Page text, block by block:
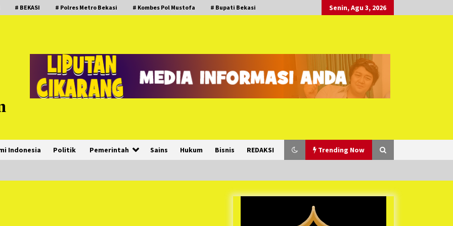
# BEKASI # Polres Metro Bekasi # Kombes Pol Mustofa # Bupati Bekasi Senin, Agu 3, 2026
Indonesia Politik Pemerintah Sains Hukum Bisnis REDAKSI Trending Now
Duh Kacau Banget, Karena Kecewa
Tak Dapat Fasilitas yang Sesuai,
Para Peserta Retret Aparatur Desa